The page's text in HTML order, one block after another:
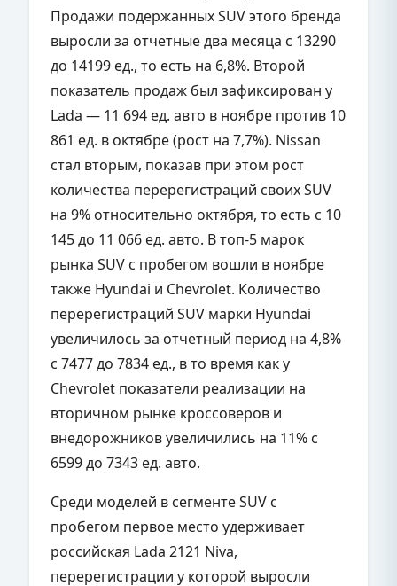
Продажи подержанных SUV этого бренда
выросли за отчетные два месяца с 13290
до 14199 ед., то есть на 6,8%. Второй
показатель продаж был зафиксирован у
Lada — 11 694 ед. авто в ноябре против 10
861 ед. в октябре (рост на 7,7%). Nissan
стал вторым, показав при этом рост
количества перерегистраций своих SUV
на 9% относительно октября, то есть с 10
145 до 11 066 ед. авто. В топ-5 марок
рынка SUV с пробегом вошли в ноябре
также Hyundai и Chevrolet. Количество
перерегистраций SUV марки Hyundai
увеличилось за отчетный период на 4,8%
с 7477 до 7834 ед., в то время как у
Chevrolet показатели реализации на
вторичном рынке кроссоверов и
внедорожников увеличились на 11% с
6599 до 7343 ед. авто.
Среди моделей в сегменте SUV с
пробегом первое место удерживает
российская Lada 2121 Niva,
перерегистрации у которой выросли